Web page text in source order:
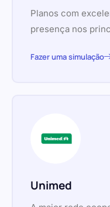
Planos com
presença nos
Fazer uma simulação
Unimed